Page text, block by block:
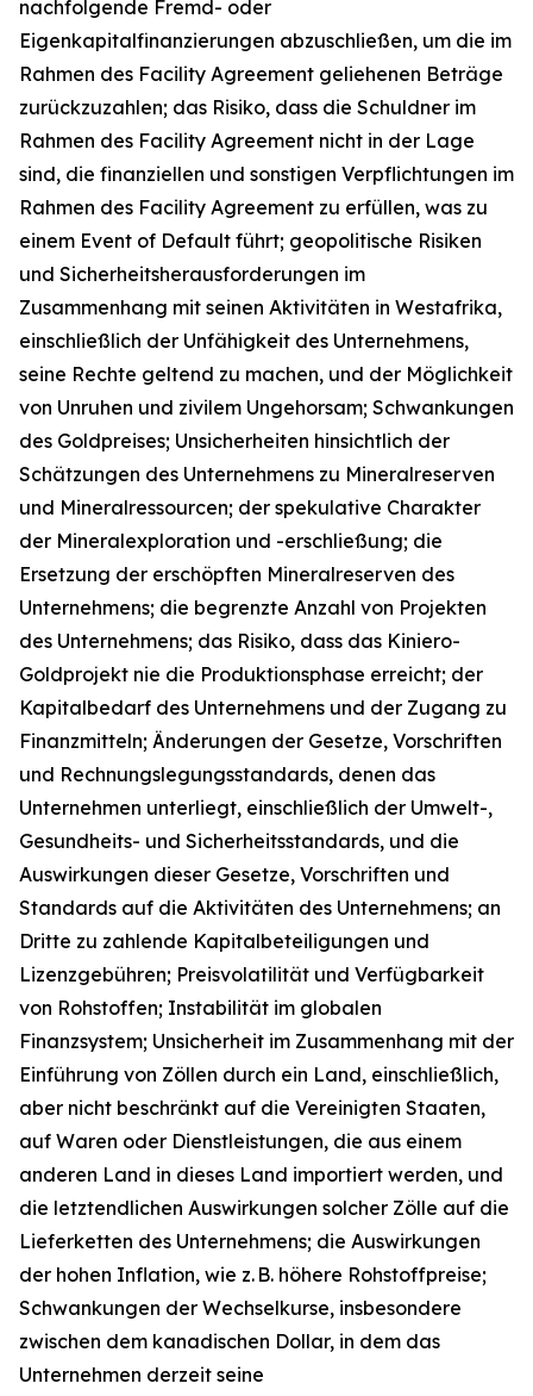
nachfolgende Fremd- oder
Eigenkapitalfinanzierungen abzuschließen, um die im
Rahmen des Facility Agreement geliehenen Beträge
zurückzuzahlen; das Risiko, dass die Schuldner im
Rahmen des Facility Agreement nicht in der Lage
sind, die finanziellen und sonstigen Verpflichtungen im
Rahmen des Facility Agreement zu erfüllen, was zu
einem Event of Default führt; geopolitische Risiken
und Sicherheitsherausforderungen im
Zusammenhang mit seinen Aktivitäten in Westafrika,
einschließlich der Unfähigkeit des Unternehmens,
seine Rechte geltend zu machen, und der Möglichkeit
von Unruhen und zivilem Ungehorsam; Schwankungen
des Goldpreises; Unsicherheiten hinsichtlich der
Schätzungen des Unternehmens zu Mineralreserven
und Mineralressourcen; der spekulative Charakter
der Mineralexploration und -erschließung; die
Ersetzung der erschöpften Mineralreserven des
Unternehmens; die begrenzte Anzahl von Projekten
des Unternehmens; das Risiko, dass das Kiniero-
Goldprojekt nie die Produktionsphase erreicht; der
Kapitalbedarf des Unternehmens und der Zugang zu
Finanzmitteln; Änderungen der Gesetze, Vorschriften
und Rechnungslegungsstandards, denen das
Unternehmen unterliegt, einschließlich der Umwelt-,
Gesundheits- und Sicherheitsstandards, und die
Auswirkungen dieser Gesetze, Vorschriften und
Standards auf die Aktivitäten des Unternehmens; an
Dritte zu zahlende Kapitalbeteiligungen und
Lizenzgebühren; Preisvolatilität und Verfügbarkeit
von Rohstoffen; Instabilität im globalen
Finanzsystem; Unsicherheit im Zusammenhang mit der
Einführung von Zöllen durch ein Land, einschließlich,
aber nicht beschränkt auf die Vereinigten Staaten,
auf Waren oder Dienstleistungen, die aus einem
anderen Land in dieses Land importiert werden, und
die letztendlichen Auswirkungen solcher Zölle auf die
Lieferketten des Unternehmens; die Auswirkungen
der hohen Inflation, wie z. B. höhere Rohstoffpreise;
Schwankungen der Wechselkurse, insbesondere
zwischen dem kanadischen Dollar, in dem das
Unternehmen derzeit seine